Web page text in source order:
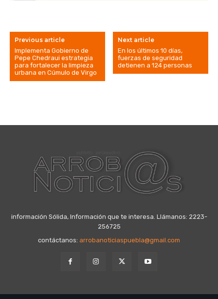
Previous article
Implementa Gobierno de
Pepe Chedraui estrategia
para fortalecer la limpieza
urbana en Cúmulo de Virgo
Next article
En los últimos 10 días,
fuerzas de seguridad
detienen a 124 personas
información Sólida, Información que te interesa. Llámanos: 2223-
256725
contáctanos: arrobanoticiaspuebla@gmail.com